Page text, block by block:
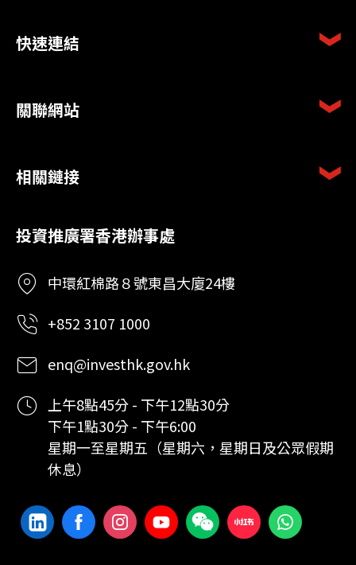
快速連結
關聯網站
相關鏈接
投資推廣署香港辦事處
中環紅棉路８號東昌大廈24樓
+852 3107 1000
enq@investhk.gov.hk
上午8點45分 - 下午12點30分
下午1點30分 - 下午6:00
星期一至星期五（星期六，星期日及公眾假期
休息）